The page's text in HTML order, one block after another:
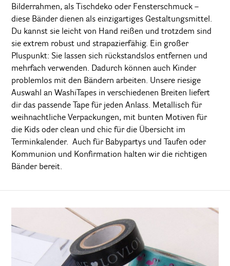
Bilderrahmen, als Tischdeko oder Fensterschmuck –
diese Bänder dienen als einzigartiges Gestaltungsmittel.
Du kannst sie leicht von Hand reißen und trotzdem sind
sie extrem robust und strapazierfähig. Ein großer
Pluspunkt: Sie lassen sich rückstandslos entfernen und
mehrfach verwenden. Dadurch können auch Kinder
problemlos mit den Bändern arbeiten. Unsere riesige
Auswahl an WashiTapes in verschiedenen Breiten liefert
dir das passende Tape für jeden Anlass. Metallisch für
weihnachtliche Verpackungen, mit bunten Motiven für
die Kids oder clean und chic für die Übersicht im
Terminkalender. Auch für Babypartys und Taufen oder
Kommunion und Konfirmation halten wir die richtigen
Bänder bereit.